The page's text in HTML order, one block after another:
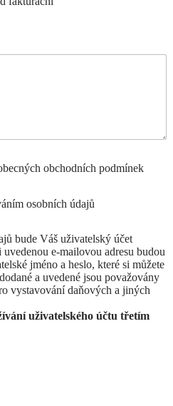
obchodních podmínek
osobních údajů
bude Váš uživatelský účet
e-mailovou adresu budou
jméno a heslo, které si můžete
a uvedené jsou považovány
vystavování daňových a jiných
uživatelského účtu třetím